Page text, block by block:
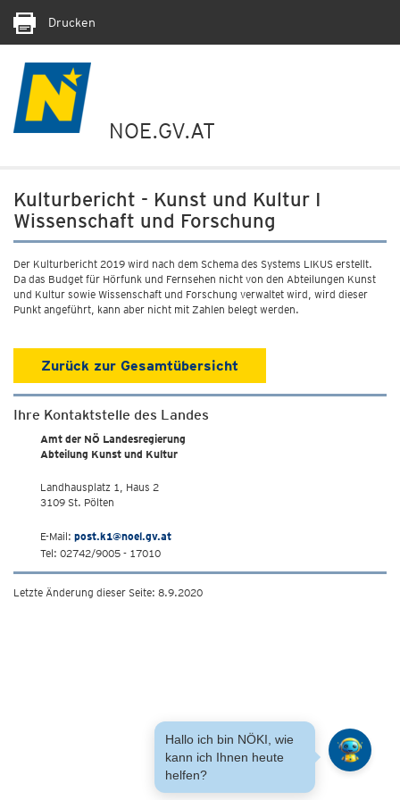
Drucken
NOE.GV.AT
Kulturbericht - Kunst und Kultur I
Wissenschaft und Forschung
Der Kulturbericht 2019 wird nach dem Schema des Systems LIKUS erstellt.
Da das Budget für Hörfunk und Fernsehen nicht von den Abteilungen Kunst
und Kultur sowie Wissenschaft und Forschung verwaltet wird, wird dieser
Punkt angeführt, kann aber nicht mit Zahlen belegt werden.
Zurück zur Gesamtübersicht
Ihre Kontaktstelle des Landes
Amt der NÖ Landesregierung
Abteilung Kunst und Kultur
Landhausplatz 1, Haus 2
3109 St. Pölten
E-Mail: post.k1@noel.gv.at
Tel: 02742/9005 - 17010
Letzte Änderung dieser Seite: 8.9.2020
Hallo ich bin NÖKI, wie
kann ich Ihnen heute
helfen?